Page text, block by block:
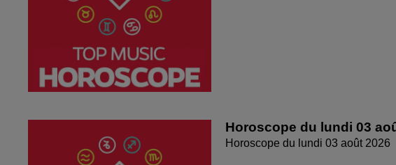
Horoscope du lundi 03
Horoscope du lundi 03 août 2026